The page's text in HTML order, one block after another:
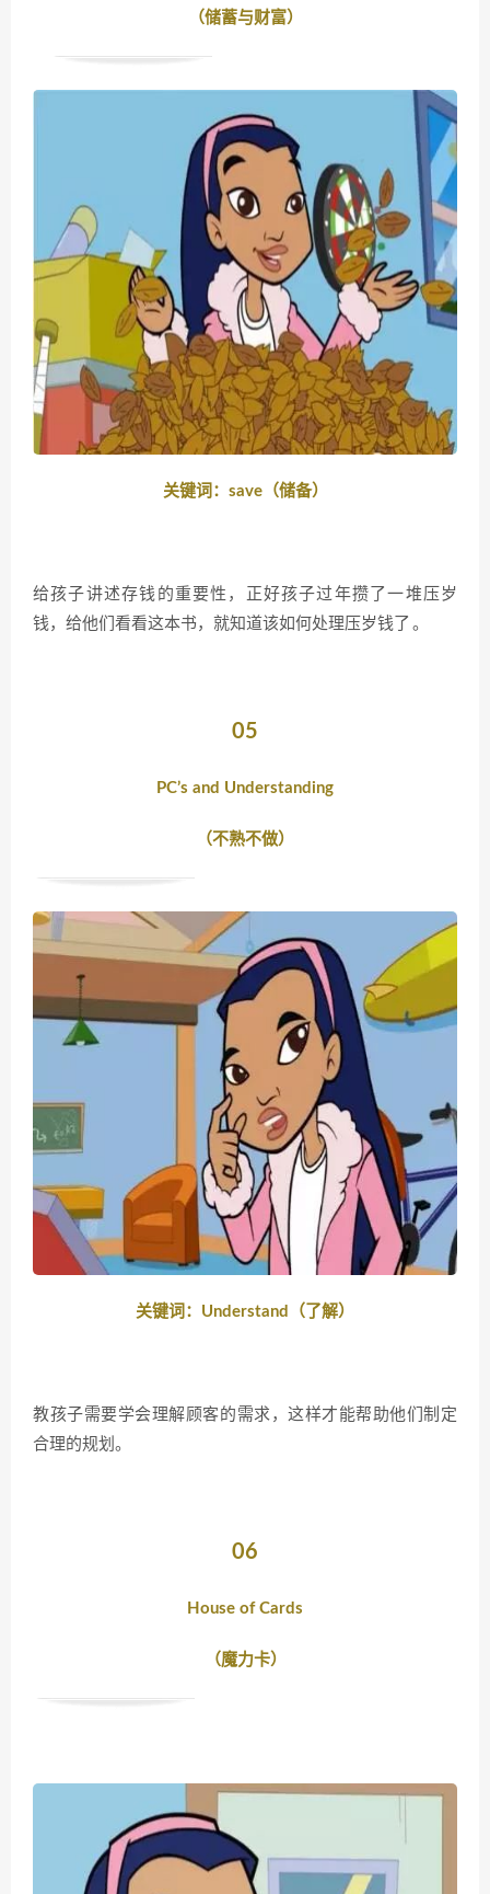
（储蓄与财富）
关键词：save（储备）
给孩子讲述存钱的重要性，正好孩子过年攒了一堆压岁
钱，给他们看看这本书，就知道该如何处理压岁钱了。
05
PC’s and Understanding
（不熟不做）
关键词：Understand（了解）
教孩子需要学会理解顾客的需求，这样才能帮助他们制定
合理的规划。
06
House of Cards
（魔力卡）